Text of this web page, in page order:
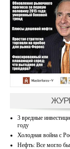
3 вредные
году
Холодная война с
Нефть: Все могло